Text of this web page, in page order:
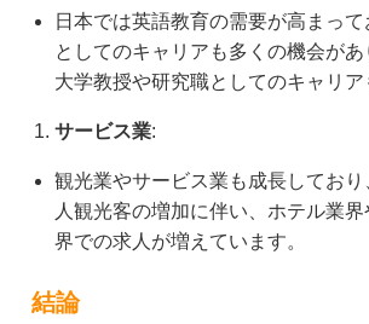
日本では英語教育の需要が高まっ
としてのキャリアも多くの機会があ
大学教授や研究職としてのキャリア
サービス業:
観光業やサービス業も成長しており
人観光客の増加に伴い、ホテル業
界での求人が増えています。
結論